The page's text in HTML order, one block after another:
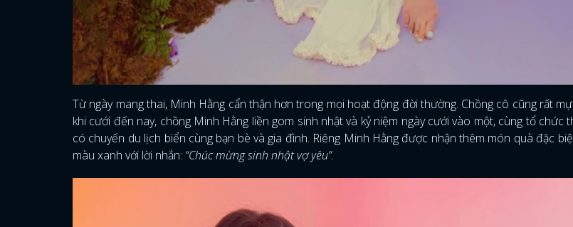
Từ ngày mang thai, Minh Hằng cẩn thận hơn trong mọi hoạt động đời thường. Chồng cô cũng rất
khi cưới đến nay, chồng Minh Hằng liền gom sinh nhật và kỷ niệm ngày cưới vào một, cùng tổ chức
có chuyến du lịch biển cùng bạn bè và gia đình. Riêng Minh Hằng được nhận thêm món quà đặc
màu xanh với lời nhắn: “Chúc mừng sinh nhật vợ yêu”.